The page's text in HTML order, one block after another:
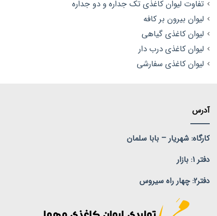
تفاوت لیوان کاغذی تک جداره و دو جداره
لیوان بیرون بر کافه
لیوان کاغذی گیاهی
لیوان کاغذی درب دار
لیوان کاغذی سفارشی
آدرس
کارگاه: شهریار – بابا سلمان
دفتر 1: بازار
دفتر2: چهار راه سیروس